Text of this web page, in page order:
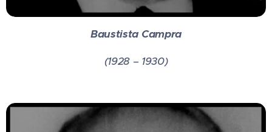
Baustista Campra
(1928 – 1930)